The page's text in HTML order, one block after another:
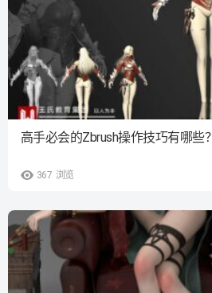
367 浏览
高手必会的Zbrush操作技巧有哪些？